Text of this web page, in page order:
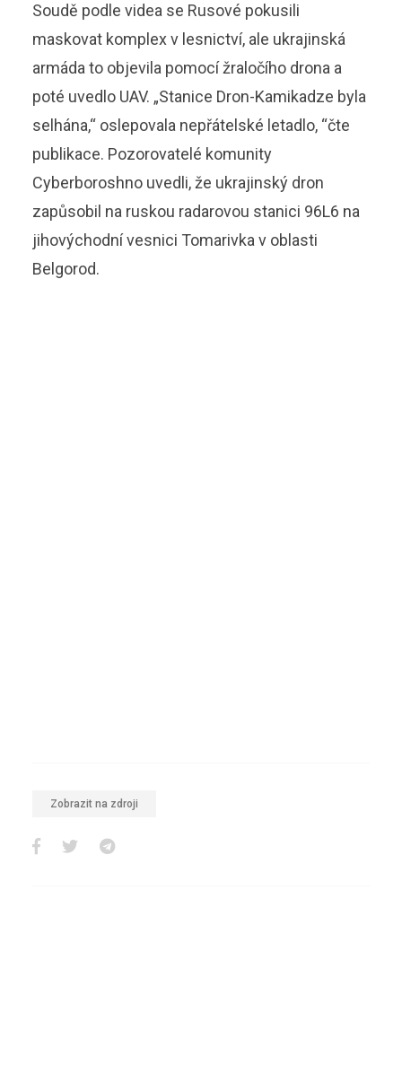
Soudě podle videa se Rusové pokusili
maskovat komplex v lesnictví, ale ukrajinská
armáda to objevila pomocí žraločího drona a
poté uvedlo UAV. „Stanice Dron-Kamikadze byla
selhána,“ oslepovala nepřátelské letadlo, “čte
publikace. Pozorovatelé komunity
Cyberboroshno uvedli, že ukrajinský dron
zapůsobil na ruskou radarovou stanici 96L6 na
jihovýchodní vesnici Tomarivka v oblasti
Belgorod.
Zobrazit na zdroji